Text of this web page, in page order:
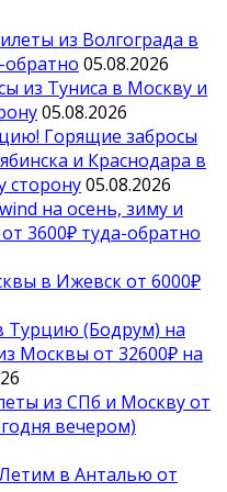
из Волгограда в
обратно 05.08.2026
из Туниса в Москву и
05.08.2026
Горящие забросы
и Краснодара в
сторону05.08.2026
на осень, зиму и
3600₽ туда-обратно
в Ижевск от 6000₽
Турцию (Бодрум) на
Москвы от 32600₽ на
из СПб и Москву от
вечером)
в Анталью от